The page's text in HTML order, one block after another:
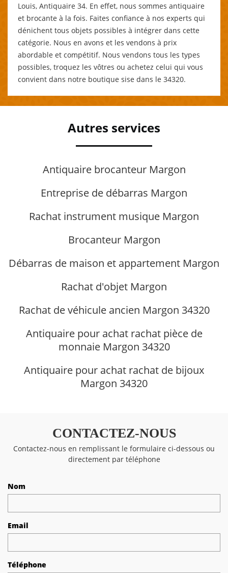
Louis, Antiquaire 34. En effet, nous sommes antiquaire
et brocante à la fois. Faites confiance à nos experts qui
dénichent tous objets possibles à intégrer dans cette
catégorie. Nous en avons et les vendons à prix
abordable et compétitif. Nous vendons tous les types
possibles, troquez les vôtres ou achetez celui qui vous
convient dans notre boutique sise dans le 34320.
Autres services
Antiquaire brocanteur Margon
Entreprise de débarras Margon
Rachat instrument musique Margon
Brocanteur Margon
Débarras de maison et appartement Margon
Rachat d'objet Margon
Rachat de véhicule ancien Margon 34320
Antiquaire pour achat rachat pièce de
monnaie Margon 34320
Antiquaire pour achat rachat de bijoux
Margon 34320
CONTACTEZ-NOUS
Contactez-nous en remplissant le formulaire ci-dessous ou
directement par téléphone
Nom
Email
Téléphone